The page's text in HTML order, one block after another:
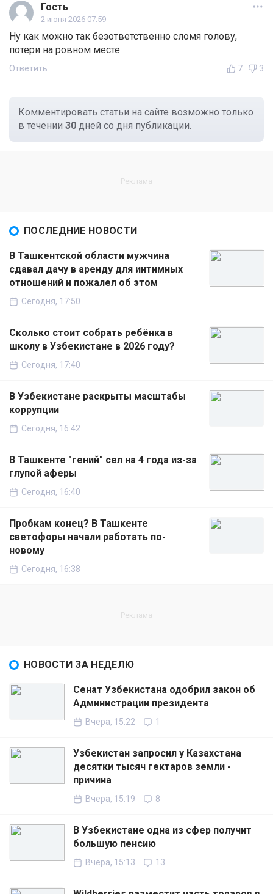
Гость
2 июня 2026 07:59
Ну как можно так безответственно сломя голову,
потери на ровном месте
Ответить 7 3
Комментировать статьи на сайте возможно только
в течении 30 дней со дня публикации.
ПОСЛЕДНИЕ НОВОСТИ
В Ташкентской области мужчина
сдавал дачу в аренду для интимных
отношений и пожалел об этом
Сегодня, 17:50
Сколько стоит собрать ребёнка в
школу в Узбекистане в 2026 году?
Сегодня, 17:40
В Узбекистане раскрыты масштабы
коррупции
Сегодня, 16:42
В Ташкенте "гений" сел на 4 года из-за
глупой аферы
Сегодня, 16:40
Пробкам конец? В Ташкенте
светофоры начали работать по-
новому
Сегодня, 16:38
НОВОСТИ ЗА НЕДЕЛЮ
Сенат Узбекистана одобрил закон об
Администрации президента
Вчера, 15:22 1
Узбекистан запросил у Казахстана
десятки тысяч гектаров земли -
причина
Вчера, 15:19 8
В Узбекистане одна из сфер получит
большую пенсию
Вчера, 15:13 13